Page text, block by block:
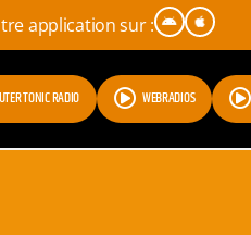
application sur :
TONIC RADIO WEBRADIOS